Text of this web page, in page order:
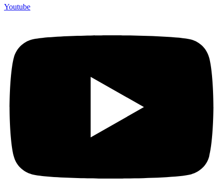
Youtube